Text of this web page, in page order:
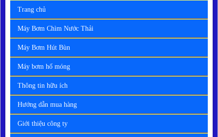
Trang chủ
Máy Bơm Chìm Nước Thải
Máy Bơm Hút Bùn
Máy bơm hố móng
Thông tin hữu ích
Hướng dẫn mua hàng
Giới thiệu công ty